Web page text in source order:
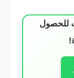
للحصول